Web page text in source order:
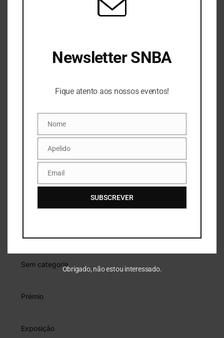
Eduardo Gageiro era associado e amigo da SNBA.
CATEGORIAS
Sem categoria
Prémio
Exposição
Newsletter SNBA
Fique atento aos nossos eventos!
Nome
Nome
Apelido
Apelido
Email
Email
SUBSCREVER
Obrigado, não estou interessado.